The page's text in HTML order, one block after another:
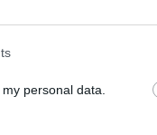
personal data.